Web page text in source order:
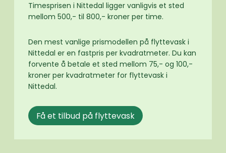
Timesprisen i Nittedal ligger vanligvis et sted
mellom 500,- til 800,- kroner per time.
Den mest vanlige prismodellen på flyttevask i
Nittedal er en fastpris per kvadratmeter. Du kan
forvente å betale et sted mellom 75,- og 100,-
kroner per kvadratmeter for flyttevask i
Nittedal.
Få et tilbud på flyttevask